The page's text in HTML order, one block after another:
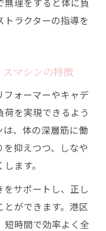
ラクターの指導を
マシンの特徴
フォーマーやキャデ
を実現できるよう
、体の深層筋に働
抑えつつ、しなや
ます。
をサポートし、正し
ができます。港区
短時間で効率よく全